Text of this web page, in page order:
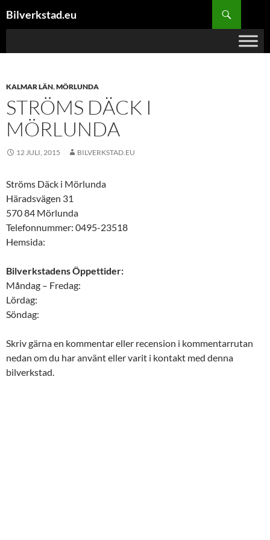
tillBilverkstad.eu
KALMAR LÄN,MÖRLUNDA
STRÖMS DÄCK I
MÖRLUNDA
12 JULI, 2015 BILVERKSTAD.EU
Ströms Däck i Mörlunda
Häradsvägen 31
570 84 Mörlunda
Telefonnummer: 0495-23518
Hemsida:
Bilverkstadens Öppettider:
Måndag – Fredag:
Lördag:
Söndag:
Skriv gärna en kommentar eller recension i kommentarrutan
nedan om du har använt eller varit i kontakt med denna
bilverkstad.